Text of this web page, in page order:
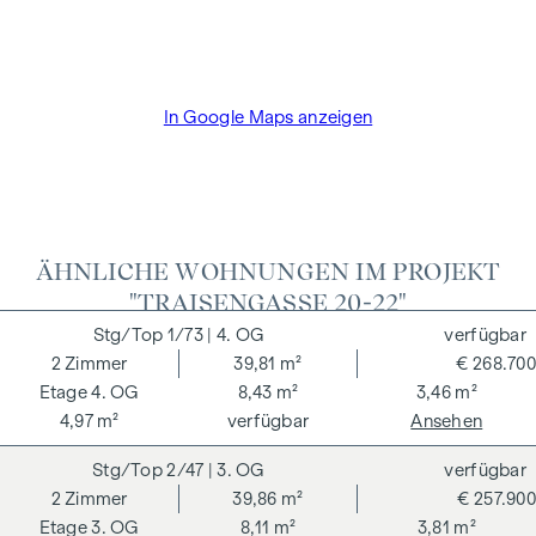
In Google Maps anzeigen
ÄHNLICHE WOHNUNGEN IM PROJEKT
"TRAISENGASSE 20-22"
1/73 | 4. OG
4. OG
2 Zimmer
39,81 m²
8,43 m²
3,46 m²
4,97 m²
€ 268.700
verfügbar
verfügbar
Ansehen
2/47 | 3. OG
3. OG
2 Zimmer
39,86 m²
8,11 m²
3,81 m²
€ 257.900
verfügbar